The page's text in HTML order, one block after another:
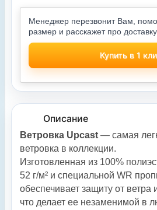
Менеджер перезвонит Вам,
размер и расскажет про
Купить в 1
Описание
Ветровка Upcast — самая
ветровка в коллекции.
Изготовленная из 100%
52 г/м² и специальной WR
обеспечивает защиту от ветра
что делает ее незаменимой в